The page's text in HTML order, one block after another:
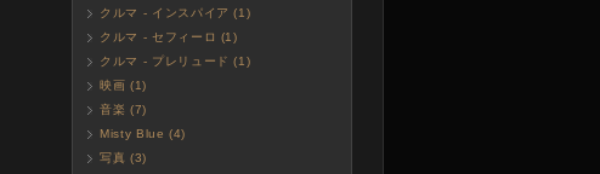
クルマ - インスパイア (1)
クルマ - セフィーロ (1)
クルマ - プレリュード (1)
映画 (1)
音楽 (7)
Misty Blue (4)
写真 (3)